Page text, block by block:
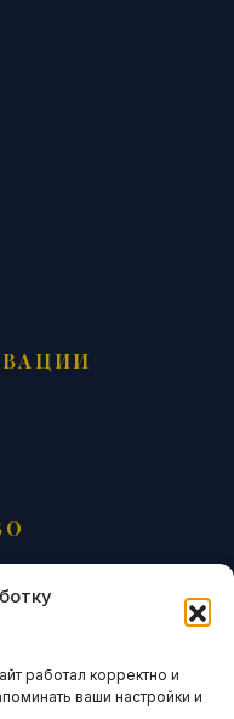
работал корректно и
ваши настройки и